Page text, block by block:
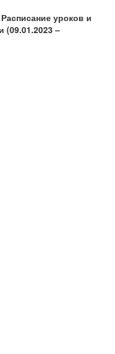
уроков и
(09.01.2023 –